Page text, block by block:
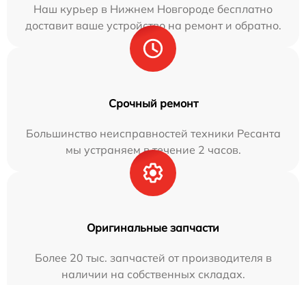
Наш курьер в Нижнем Новгороде бесплатно
доставит ваше устройство на ремонт и обратно.
Срочный ремонт
Большинство неисправностей техники Ресанта
мы устраняем в течение 2 часов.
Оригинальные запчасти
Более 20 тыс. запчастей от производителя в
наличии на собственных складах.